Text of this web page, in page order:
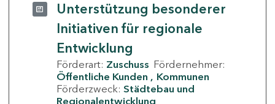
Unterstützung besonderer
Initiativen für regionale
Entwicklung
Förderart: Zuschuss Fördernehmer:
Öffentliche Kunden
Kommunen
Förderzweck: Städtebau und
Regionalentwicklung